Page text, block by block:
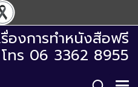
องการทำหนังสือฟรี
โทร 06 3362 8955